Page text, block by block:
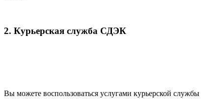
2. Курьерская служба СДЭК
Вы можете воспользоваться услугами курьерской службы